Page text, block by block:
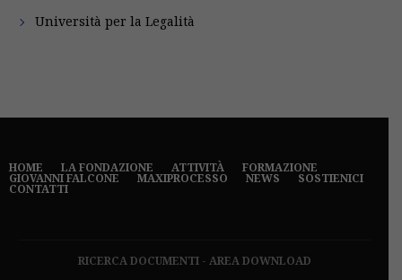
Università per la Legalità
HOME LA FONDAZIONE ATTIVITÀ FORMAZIONE
GIOVANNI FALCONE MAXIPROCESSO NEWS SOSTIENICI
CONTATTI
RICERCA DOCUMENTI- AREA DOWNLOAD